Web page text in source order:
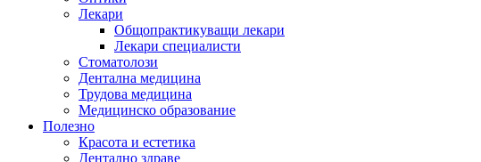
Лекари
Общопрактикуващи лекари
Лекари специалисти
Стоматолози
Дентална медицина
Трудова медицина
Медицинско образование
Полезно
Красота и естетика
Дентално здраве